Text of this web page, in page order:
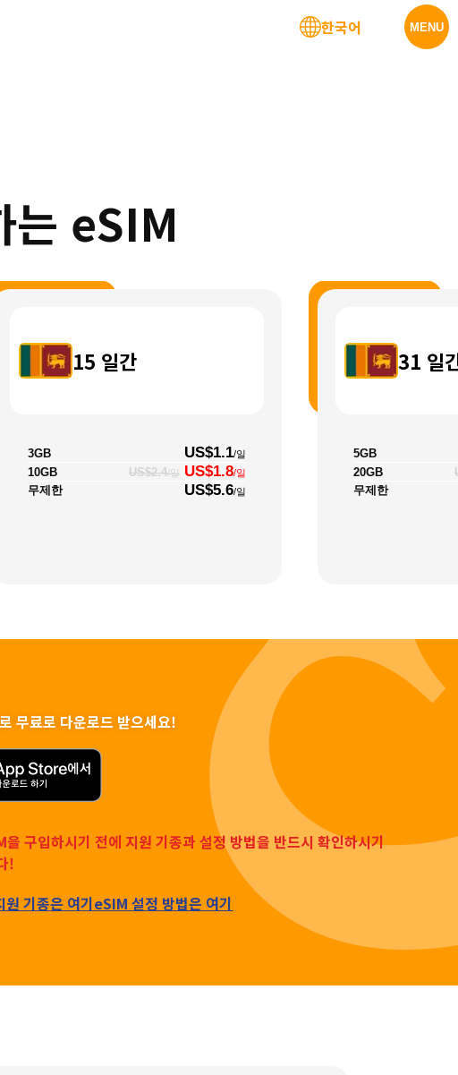
MENU
한국어
eSIM
15 일간
3GB US$1.1/일
10GB US$2.4/일 US$1.8/일
무제한 US$5.6/일
31 일
5GB
20GB
무제한
무료로 다운로드 받으세요!
구입하시기 전에 지원 기종과 설정 방법을 반드시 확인하시기
!
기종은 여기eSIM 설정 방법은 여기